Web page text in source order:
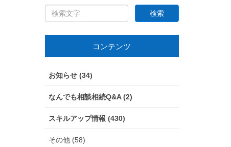
コンテンツ
お知らせ (34)
なんでも相談相続Q&A (2)
スキルアップ情報 (430)
その他 (58)